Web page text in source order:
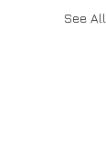
See All